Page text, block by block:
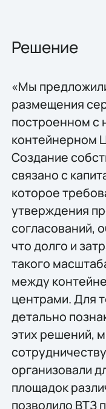
Решение
«Мы
размещения
построенном с
контейнерном
Создание
связано с
которое
утверждения
согласований,
что долго и
такого
между
центрами. Для
детально
этих решений,
организовали
площадок
позволило ВТЗ